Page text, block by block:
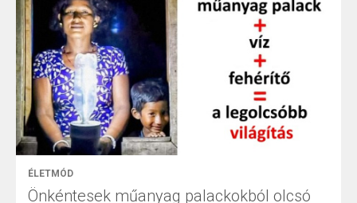
ÉLETMÓD
Önkéntesek műanyag palackokból olcsó